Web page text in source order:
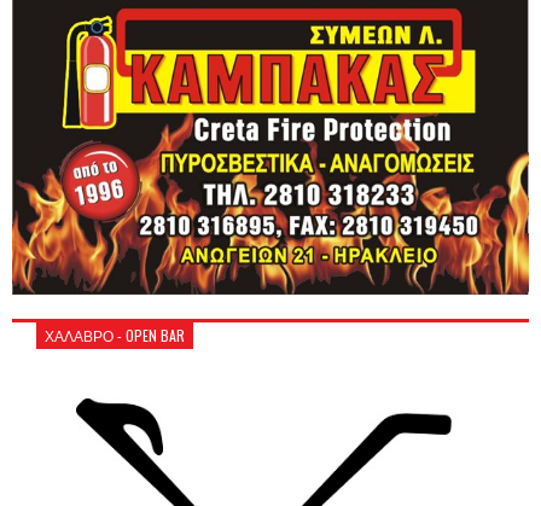
ΧΑΛΑΒΡΟ - OPEN BAR